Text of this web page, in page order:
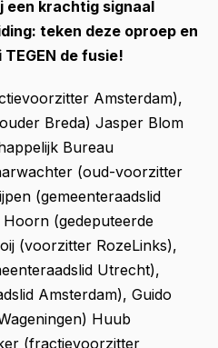
een krachtig signaal
teken deze oproep en
de fusie!
Amsterdam),
Breda) Jasper Blom
Bureau
(oud-voorzitter
(gemeenteraadslid
(gedeputeerde
(voorzitter RozeLinks),
Utrecht),
Amsterdam), Guido
Huub
(fractievoorzitter